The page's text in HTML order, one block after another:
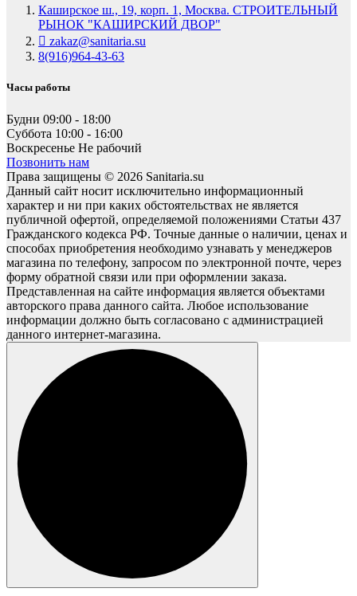
Каширское ш., 19, корп. 1, Москва. СТРОИТЕЛЬНЫЙ
РЫНОК "КАШИРСКИЙ ДВОР"
zakaz@sanitaria.su
8(916)964-43-63
Часы работы
Будни 09:00 - 18:00
Суббота 10:00 - 16:00
Воскресенье Не рабочий
Позвонить нам
Права защищены © 2026 Sanitaria.su
Данный сайт носит исключительно информационный
характер и ни при каких обстоятельствах не является
публичной офертой, определяемой положениями Статьи 437
Гражданского кодекса РФ. Точные данные о наличии, ценах и
способах приобретения необходимо узнавать у менеджеров
магазина по телефону, запросом по электронной почте, через
форму обратной связи или при оформлении заказа.
Представленная на сайте информация является объектами
авторского права данного сайта. Любое использование
информации должно быть согласовано с администрацией
данного интернет-магазина.